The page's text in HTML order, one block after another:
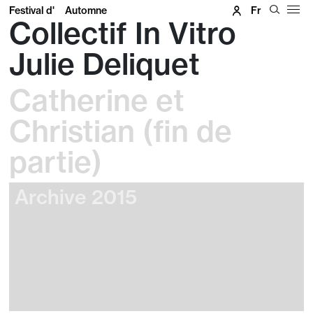
Festival d' Automne Fr
Collectif In Vitro
Julie Deliquet
Catherine et
Christian (fin de
partie)